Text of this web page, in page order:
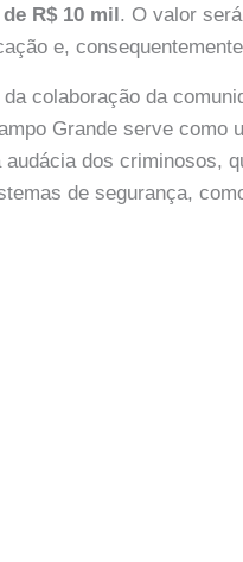
R$ 10 mil. O valor
e,
colaboração da
Grande serve como
dos criminosos,
de segurança,